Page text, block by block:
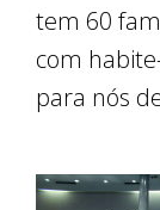
tem 60
com
para nós